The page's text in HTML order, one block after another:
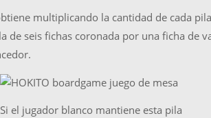
multiplicando la cantidad de cada
de seis fichas coronada por una ficha de
Si el jugador blanco mantiene esta pila